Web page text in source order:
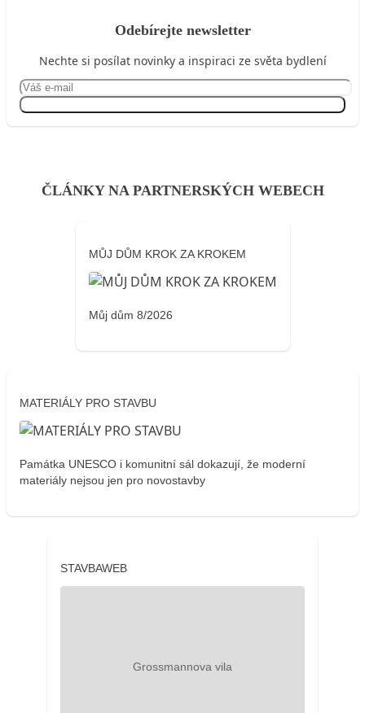
Odebírejte newsletter
Nechte si posílat novinky a inspiraci ze světa bydlení
ČLÁNKY NA PARTNERSKÝCH WEBECH
MŮJ DŮM KROK ZA KROKEM
Můj dům 8/2026
MATERIÁLY PRO STAVBU
Památka UNESCO i komunitní sál dokazují, že moderní
materiály nejsou jen pro novostavby
STAVBAWEB